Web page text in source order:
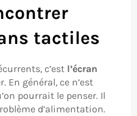
tactiles
c’est l’écran
En général, ce n’est
pourrait le penser. Il
d’alimentation.